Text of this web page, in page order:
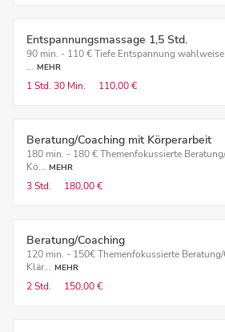
Entspannungsmassage 1,5 Std.
90 min. - 110 € Tiefe Entspannung
... MEHR
1 Std. 30 Min. 110,00 €
Beratung/Coaching mit Körperarbeit
180 min. - 180 € Themenfokussierte
Kö... MEHR
3 Std. 180,00 €
Beratung/Coaching
120 min. - 150€ Themenfokussierte
Klär... MEHR
2 Std. 150,00 €